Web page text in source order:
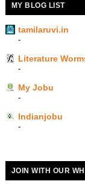
MY BLOG LIST
tamilaruvi.in
-
Literature
-
My Jobu
-
Indianjobu
-
JOIN WITH OUR